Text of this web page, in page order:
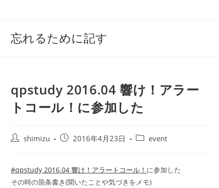
忘れるために記す
qpstudy 2016.04 響け！アラー
トコール！に参加した
投
shimizu
投
開
日:
2016年4月23日
投
テ
ゴ
event
#qpstudy 2016.04 響け！アラートコール！ に参加した
その時の箇条書き(聞いたことや気づきをメモ)